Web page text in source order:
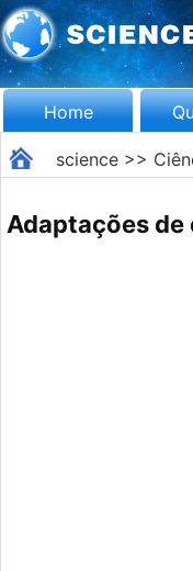
Home
science>>
Adaptações de